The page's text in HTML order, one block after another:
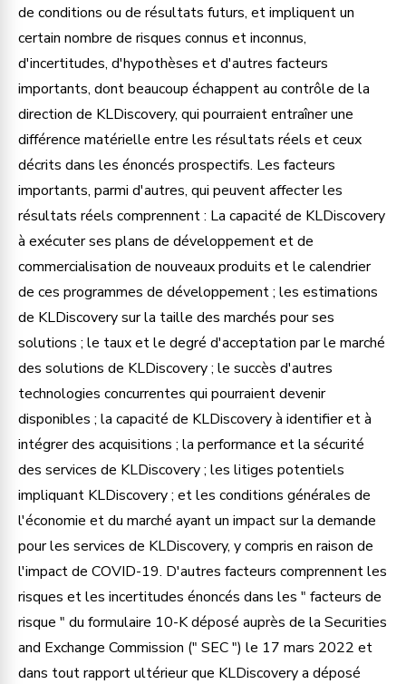
de conditions ou de résultats futurs, et impliquent un
certain nombre de risques connus et inconnus,
d'incertitudes, d'hypothèses et d'autres facteurs
importants, dont beaucoup échappent au contrôle de la
direction de KLDiscovery, qui pourraient entraîner une
différence matérielle entre les résultats réels et ceux
décrits dans les énoncés prospectifs. Les facteurs
importants, parmi d'autres, qui peuvent affecter les
résultats réels comprennent : La capacité de KLDiscovery
à exécuter ses plans de développement et de
commercialisation de nouveaux produits et le calendrier
de ces programmes de développement ; les estimations
de KLDiscovery sur la taille des marchés pour ses
solutions ; le taux et le degré d'acceptation par le marché
des solutions de KLDiscovery ; le succès d'autres
technologies concurrentes qui pourraient devenir
disponibles ; la capacité de KLDiscovery à identifier et à
intégrer des acquisitions ; la performance et la sécurité
des services de KLDiscovery ; les litiges potentiels
impliquant KLDiscovery ; et les conditions générales de
l'économie et du marché ayant un impact sur la demande
pour les services de KLDiscovery, y compris en raison de
l'impact de COVID-19. D'autres facteurs comprennent les
risques et les incertitudes énoncés dans les " facteurs de
risque " du formulaire 10-K déposé auprès de la Securities
and Exchange Commission (" SEC ") le 17 mars 2022 et
dans tout rapport ultérieur que KLDiscovery a déposé